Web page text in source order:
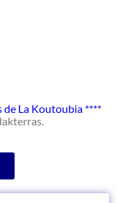
de La Koutoubia ****